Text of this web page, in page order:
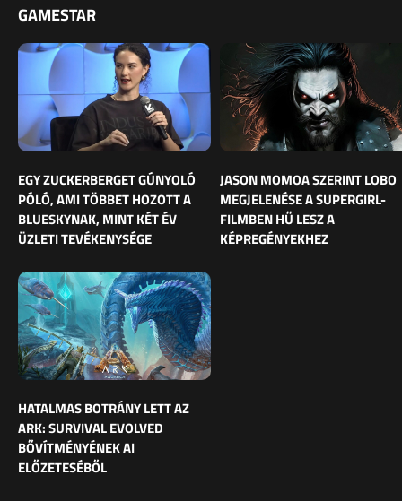
GAMESTAR
EGY ZUCKERBERGET GÚNYOLÓ
PÓLÓ, AMI TÖBBET HOZOTT A
BLUESKYNAK, MINT KÉT ÉV
ÜZLETI TEVÉKENYSÉGE
JASON MOMOA SZERINT LOBO
MEGJELENÉSE A SUPERGIRL-
FILMBEN HŰ LESZ A
KÉPREGÉNYEKHEZ
HATALMAS BOTRÁNY LETT AZ
ARK: SURVIVAL EVOLVED
BŐVÍTMÉNYÉNEK AI
ELŐZETESÉBŐL